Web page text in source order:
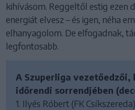
kihívásom. Reggeltől estig ezen
energiát elvesz – és igen, néha
elhanyagolom. De elfogadnak,
legfontosabb.
A Szuperliga vezetőedzői,
időrendi sorrendjében
1. Ilyés Róbert (FK